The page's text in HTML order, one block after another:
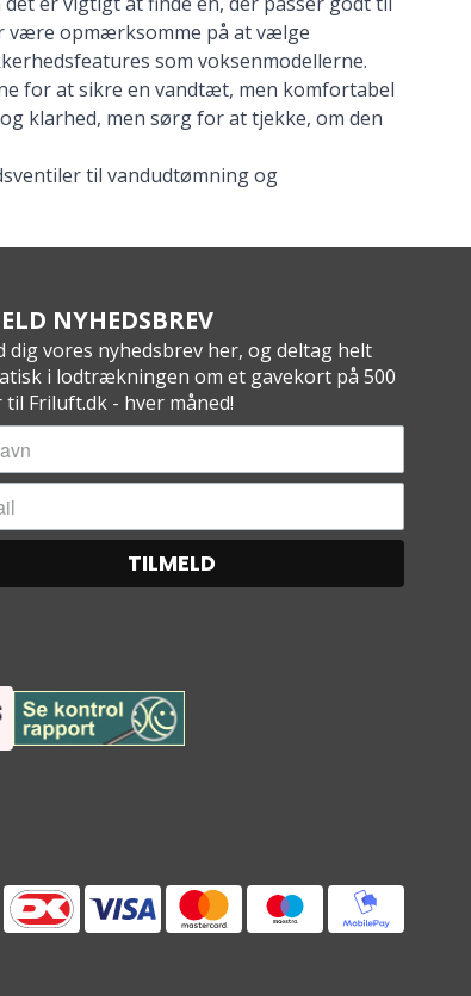
være opmærksomme på at vælge
som voksenmodellerne.
for at sikre en vandtæt, men komfortabel
klarhed, men sørg for at tjekke, om den
til vandudtømning og
NYHEDSBREV
dig vores nyhedsbrev her, og deltag helt
i lodtrækningen om et gavekort på 500
Friluft.dk - hver måned!
TILMELD